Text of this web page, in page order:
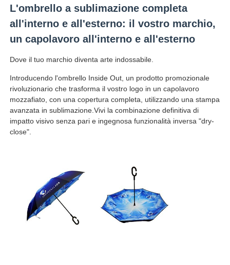
Chi siamo
Fatory Tour
Controllo di qualità
Contattaci
Tutti i casi
Richiedere un preventivo
L'ombrello a sublimazione completa
all'interno e all'esterno: il vostro marchio,
un capolavoro all'interno e all'esterno
Dove il tuo marchio diventa arte indossabile.
Introducendo l'ombrello Inside Out, un prodotto promozionale
rivoluzionario che trasforma il vostro logo in un capolavoro
mozzafiato, con una copertura completa, utilizzando una stampa
avanzata in sublimazione.Vivi la combinazione definitiva di
impatto visivo senza pari e ingegnosa funzionalità inversa "dry-
close".